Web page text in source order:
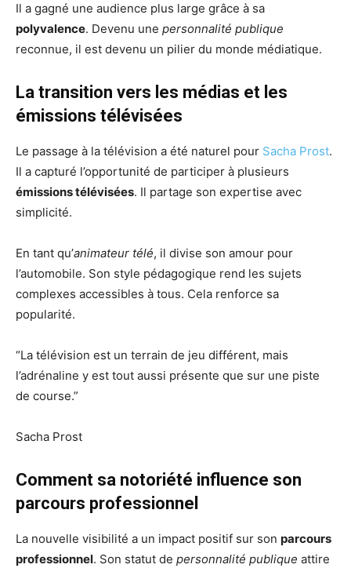
Il a gagné une audience plus large grâce à sa
polyvalence. Devenu une personnalité publique
reconnue, il est devenu un pilier du monde médiatique.
La transition vers les médias et les
émissions télévisées
Le passage à la télévision a été naturel pour Sacha Prost.
Il a capturé l’opportunité de participer à plusieurs
émissions télévisées. Il partage son expertise avec
simplicité.
En tant qu’animateur télé, il divise son amour pour
l’automobile. Son style pédagogique rend les sujets
complexes accessibles à tous. Cela renforce sa
popularité.
“La télévision est un terrain de jeu différent, mais
l’adrénaline y est tout aussi présente que sur une piste
de course.”
Sacha Prost
Comment sa notoriété influence son
parcours professionnel
La nouvelle visibilité a un impact positif sur son parcours
professionnel. Son statut de personnalité publique attire